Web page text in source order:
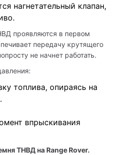
нагнетательный клапан,
проявляются в первом
передачу крутящего
не начнет работать.
топлива, опираясь на
впрыскивания
ТНВД на Range Rover.